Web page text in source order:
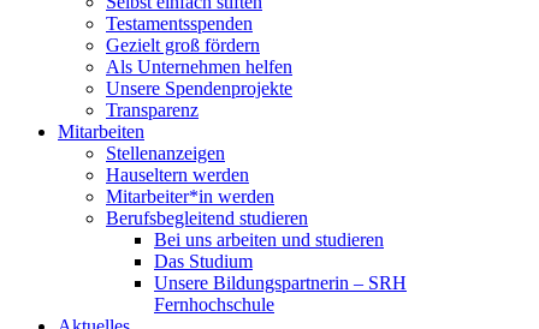
Testamentsspenden
Gezielt groß fördern
Als Unternehmen helfen
Unsere Spendenprojekte
Transparenz
Mitarbeiten
Stellenanzeigen
Hauseltern werden
Mitarbeiter*in werden
Berufsbegleitend studieren
Bei uns arbeiten und studieren
Das Studium
Unsere Bildungspartnerin – SRH
Fernhochschule